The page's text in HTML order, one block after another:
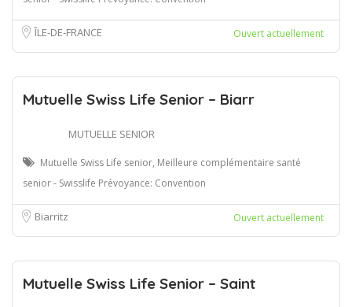
ÎLE-DE-FRANCE Ouvert actuellement
Mutuelle Swiss Life Senior – Biarr
MUTUELLE SENIOR
Mutuelle Swiss Life senior, Meilleure complémentaire santé
senior - Swisslife Prévoyance: Convention
Biarritz Ouvert actuellement
Mutuelle Swiss Life Senior – Saint